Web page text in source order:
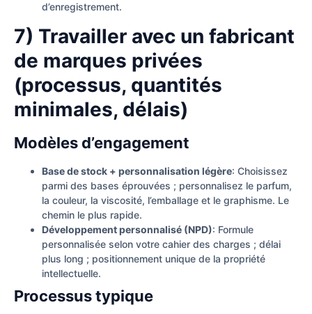
d’enregistrement.
7) Travailler avec un fabricant
de marques privées
(processus, quantités
minimales, délais)
Modèles d’engagement
Base de stock + personnalisation légère: Choisissez
parmi des bases éprouvées ; personnalisez le parfum,
la couleur, la viscosité, l’emballage et le graphisme. Le
chemin le plus rapide.
Développement personnalisé (NPD): Formule
personnalisée selon votre cahier des charges ; délai
plus long ; positionnement unique de la propriété
intellectuelle.
Processus typique